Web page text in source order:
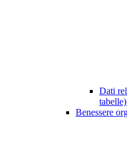
Dati
tabelle)
Benessere